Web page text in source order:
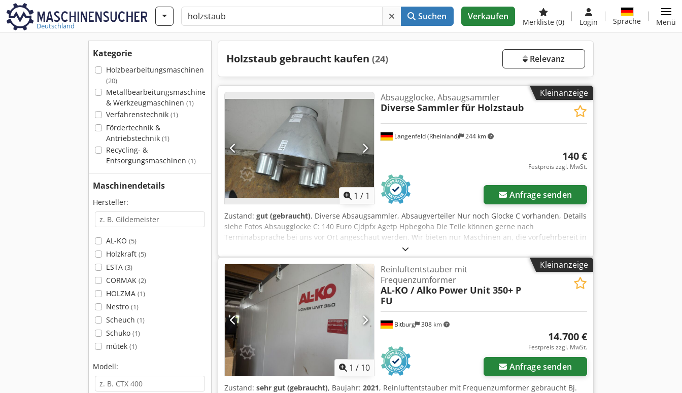
Deutschland
Suchen Verkaufen
Merkliste (0) Login Sprache Menü
Kategorie
Holzbearbeitungsmaschinen
(20)
Metallbearbeitungsmaschinen
& Werkzeugmaschinen (1)
Verfahrenstechnik (1)
Fördertechnik &
Antriebstechnik (1)
Recycling- &
Entsorgungsmaschinen (1)
Maschinendetails
Hersteller:
AL-KO (5)
Holzkraft (5)
ESTA (3)
CORMAK (2)
HOLZMA (1)
Nestro (1)
Scheuch (1)
Schuko (1)
mütek (1)
Modell:
Holzstaub gebraucht kaufen (24) Relevanz
Kleinanzeige
1 / 1
Langenfeld (Rheinland) 244 km
Absaugglocke, Absaugsammler
Diverse Sammler für Holzstaub
140 €
Festpreis zzgl. MwSt.
Anfrage senden
Zustand: gut (gebraucht), Diverse Absaugsammler, Absaugverteiler Nur noch Glocke C vorhanden, Details
siehe Fotos Absaugglocke C: 140 Euro Cjdpfx Agetp Hpbegoha Die Teile können gerne nach
Terminabsprache bei uns vor Ort angeschaut werden. Wir bieten nur Maschinen an, die vorfuehrbereit in
unserem Lager stehen, siehe "weitere Angebote dieses Anbieters".
Kleinanzeige
1 / 10
Bitburg 308 km
Reinluftentstauber mit
Frequenzumformer
AL-KO / Alko Power Unit 350+ P
FU
14.700 €
Festpreis zzgl. MwSt.
Anfrage senden
Zustand: sehr gut (gebraucht), Baujahr: 2021, Reinluftentstauber mit Frequenzumformer gebraucht Bj.